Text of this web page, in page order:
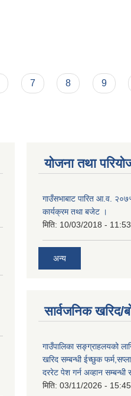
7 8 9
योजना तथा
गाउँसभाबाट पारित आ.व.
कार्यक्रम तथा बजेट ।
मिति: 10/03/2018 - 11:53
अन्य
सार्वजनिक खरिद/
गाउँपालिका सङ्ग्राहलयको
खरिद सम्बन्धी ईच्छुक
दररेट पेश गर्न अव्हान सम्बन्धी
मिति: 03/11/2026 - 15:45